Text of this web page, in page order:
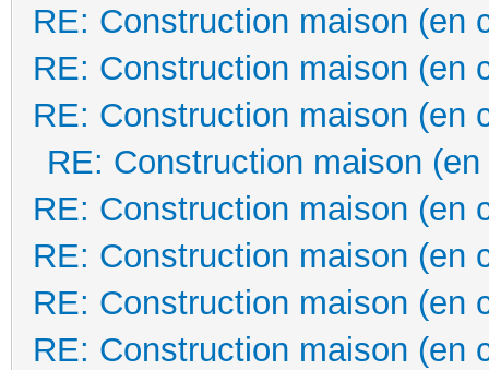
RE: Construction maison (en
RE: Construction maison (en
RE: Construction maison (en
RE: Construction maison
RE: Construction maison (en
RE: Construction maison (en
RE: Construction maison (en
RE: Construction maison (en